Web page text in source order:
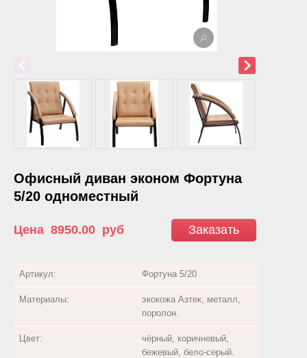
Офисный диван эконом Фортуна
5/20 одноместный
Заказать
Цена 8950.00 руб
Артикул: Фортуна 5/20
Материалы:
экокожа Азтек, металл,
поролон.
Цвет:
чёрный, коричневый,
бежевый, бело-серый.